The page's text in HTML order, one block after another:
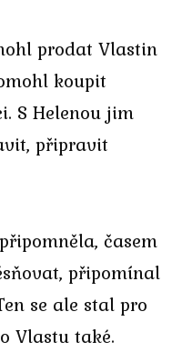
prodat Vlastin
koupit
S Helenou jim
připravit
časem
připomínal
se ale stal pro
Vlastu také.